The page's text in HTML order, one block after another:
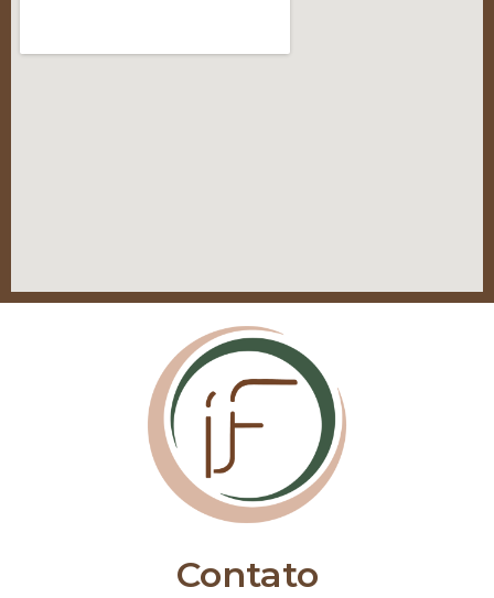
Contato